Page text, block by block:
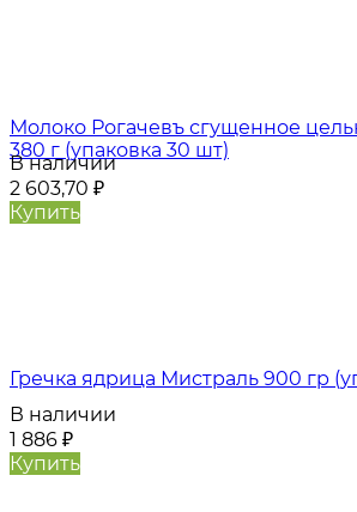
Молоко Рогачевъ сгущенное
380 г (упаковка 30 шт)
В наличии
2 603,70 ₽
Купить
Гречка ядрица Мистраль 900 гр
В наличии
1 886 ₽
Купить